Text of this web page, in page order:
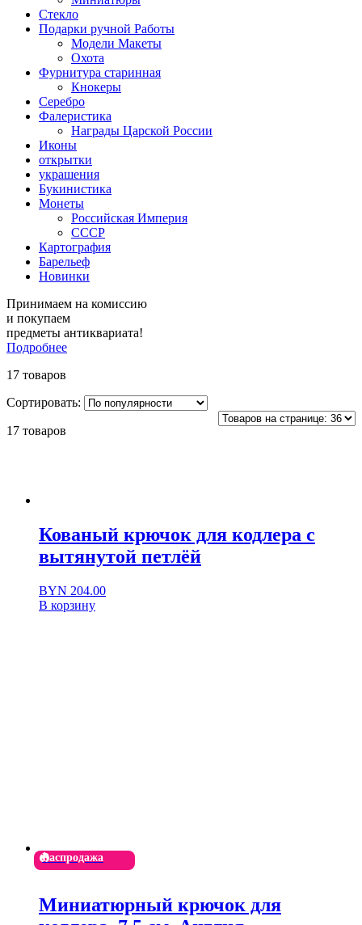
Стекло
Подарки ручной Работы
Модели Макеты
Охота
Фурнитура старинная
Кнокеры
Серебро
Фалеристика
Награды Царской России
Иконы
открытки
украшения
Букинистика
Монеты
Российская Империя
СССР
Картография
Барельеф
Новинки
Принимаем на комиссию
и покупаем
предметы антиквариата!
Подробнее
17 товаров
Сортировать:
17 товаров
Кованый крючок для кодлера с
вытянутой петлёй
BYN 204.00
В корзину
Распродажа
Миниатюрный крючок для